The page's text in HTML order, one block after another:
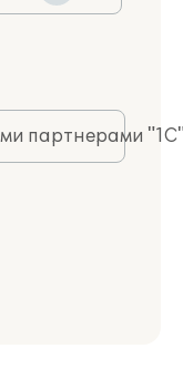
партнерами